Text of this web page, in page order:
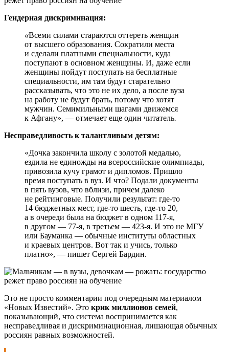
Гендерная дискриминация:
«Всеми силами стараются оттереть женщин
от высшего образования. Сократили места
и сделали платными специальности, куда
поступают в основном женщины. И, даже если
женщины пойдут поступать на бесплатные
специальности, им там будут старательно
рассказывать, что это не их дело, а после вуза
на работу не будут брать, потому что хотят
мужчин. Семимильными шагами движемся
к Афгану», — отмечает еще один читатель.
Несправедливость к талантливым детям:
«Дочка закончила школу с золотой медалью,
ездила не единожды на всероссийские олимпиады,
привозила кучу грамот и дипломов. Пришло
время поступать в вуз. И что? Подали документы
в пять вузов, что вблизи, причем далеко
не рейтинговые. Получили результат: где-то
14 бюджетных мест, где-то шесть, где-то 20,
а в очереди была на бюджет в одном 117-я,
в другом — 77-я, в третьем — 423-я. И это не МГУ
или Бауманка — обычные институты областных
и краевых центров. Вот так и учись, только
платно», — пишет Сергей Бардин.
Это не просто комментарии под очередным материалом
«Новых Известий». Это крик миллионов семей,
показывающий, что система воспринимается как
несправедливая и дискриминационная, лишающая обычных
россиян равных возможностей.